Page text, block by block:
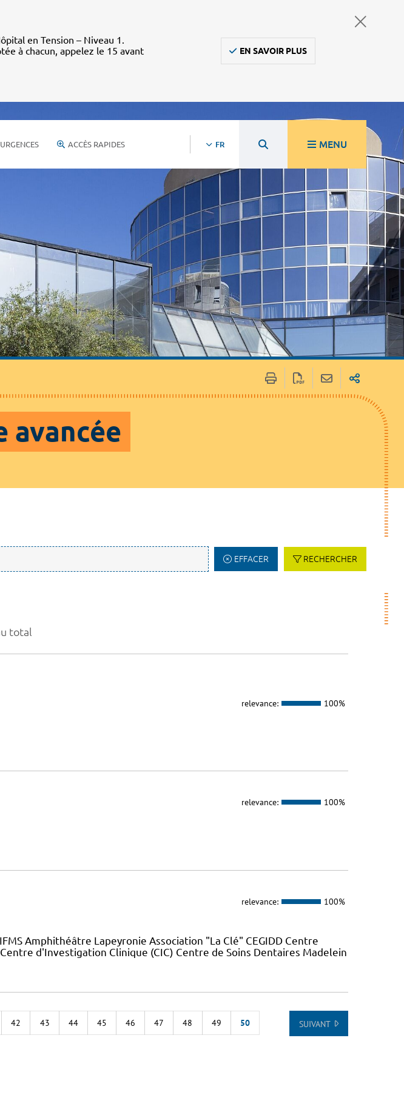
en Tension – Niveau 1.
à chacun, appelez le 15 avant
EN SAVOIR PLUS
URGENCES ACCÈS RAPIDES FR MENU
avancée
EFFACER RECHERCHER
total
relevance: 100%
relevance: 100%
relevance: 100%
Amphithéâtre Lapeyronie Association "La Clé" CEGIDD Centre
d'Investigation Clinique (CIC) Centre de Soins Dentaires Madelein
42 43 44 45 46 47 48 49 50 SUIVANT